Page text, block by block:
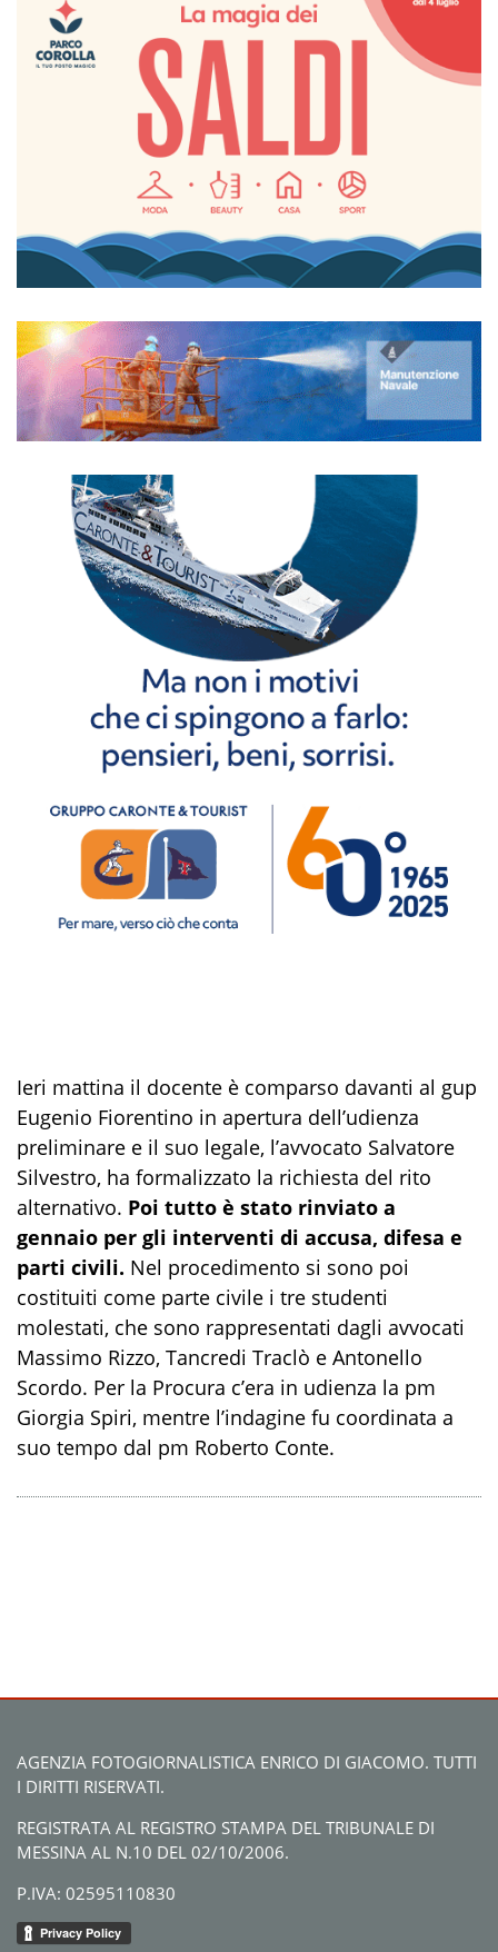
Ieri mattina il docente è comparso davanti al gup
Eugenio Fiorentino in apertura dell’udienza
preliminare e il suo legale, l’avvocato Salvatore
Silvestro, ha formalizzato la richiesta del rito
alternativo. Poi tutto è stato rinviato a
gennaio per gli interventi di accusa, difesa e
parti civili. Nel procedimento si sono poi
costituiti come parte civile i tre studenti
molestati, che sono rappresentati dagli avvocati
Massimo Rizzo, Tancredi Traclò e Antonello
Scordo. Per la Procura c’era in udienza la pm
Giorgia Spiri, mentre l’indagine fu coordinata a
suo tempo dal pm Roberto Conte.
AGENZIA FOTOGIORNALISTICA ENRICO DI GIACOMO. TUTTI
I DIRITTI RISERVATI.
REGISTRATA AL REGISTRO STAMPA DEL TRIBUNALE DI
MESSINA AL N.10 DEL 02/10/2006.
P.IVA: 02595110830